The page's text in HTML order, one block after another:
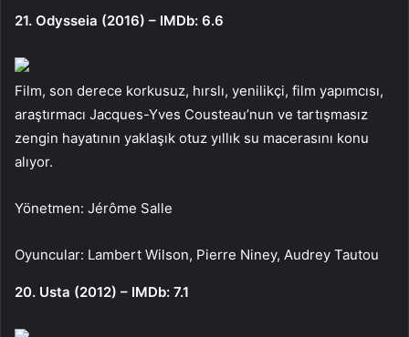
21. Odysseia (2016) – IMDb: 6.6
Film, son derece korkusuz, hırslı, yenilikçi, film yapımcısı,
araştırmacı Jacques-Yves Cousteau’nun ve tartışmasız
zengin hayatının yaklaşık otuz yıllık su macerasını konu
alıyor.
Yönetmen: Jérôme Salle
Oyuncular: Lambert Wilson, Pierre Niney, Audrey Tautou
20. Usta (2012) – IMDb: 7.1